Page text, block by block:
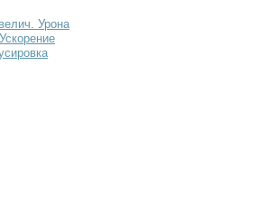
Урона